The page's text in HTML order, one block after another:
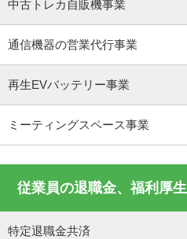
中古トレカ自販機事業
通信機器の営業代行事業
再生EVバッテリー事業
ミーティングスペース事業
従業員の退職金、福利厚生
特定退職金共済